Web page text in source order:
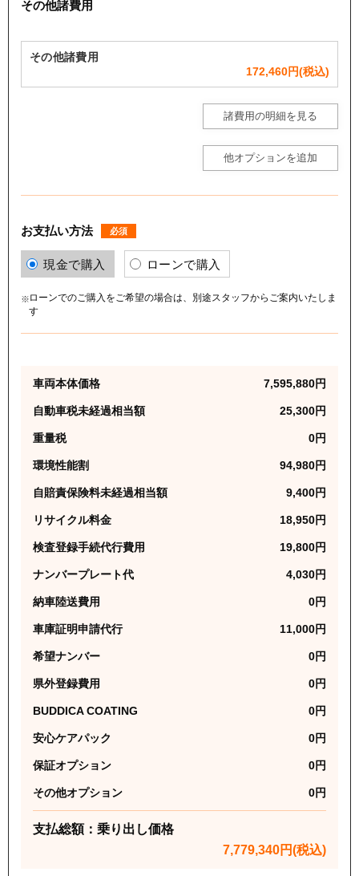
その他諸費用
その他諸費用
172,460円(税込)
諸費用の明細を見る
他オプションを追加
お支払い方法 必須
現金で購入 ローンで購入
ローンでのご購入をご希望の場合は、別途スタッフからご案内いたしま
す
車両本体価格 7,595,880円
自動車税未経過相当額 25,300円
重量税 0円
環境性能割 94,980円
自賠責保険料未経過相当額 9,400円
リサイクル料金 18,950円
検査登録手続代行費用 19,800円
ナンバープレート代 4,030円
納車陸送費用 0円
車庫証明申請代行 11,000円
希望ナンバー 0円
県外登録費用 0円
BUDDICA COATING 0円
安心ケアパック 0円
保証オプション 0円
その他オプション 0円
支払総額：乗り出し価格
7,779,340円(税込)